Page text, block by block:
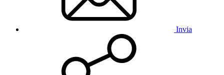
Invia